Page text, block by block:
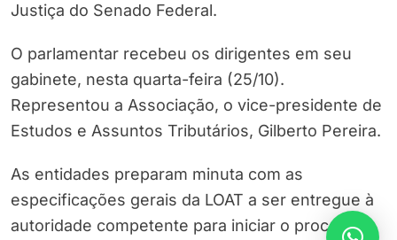
Justiça do Senado Federal.
O parlamentar recebeu os dirigentes em seu
gabinete, nesta quarta-feira (25/10).
Representou a Associação, o vice-presidente de
Estudos e Assuntos Tributários, Gilberto Pereira.
As entidades preparam minuta com as
especificações gerais da LOAT a ser entregue à
autoridade competente para iniciar o processo